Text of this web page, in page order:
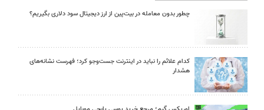
چطور بدون معامله در بیت‌پین از ارز دیجیتال سود دلاری بگیریم؟
کدام علائم را نباید در اینترنت جست‌وجو کرد؛ فهرست نشانه‌های
هشدار